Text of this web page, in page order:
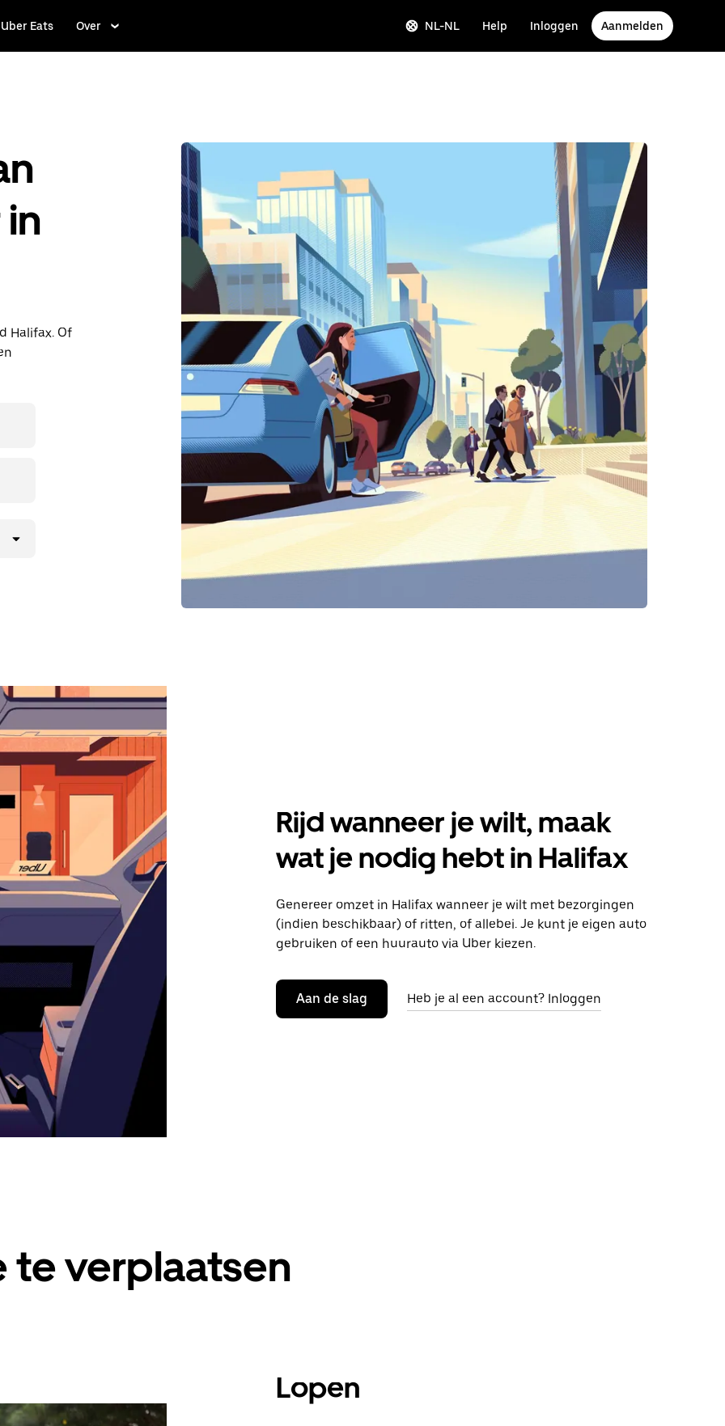
Uber Eats Over NL-NL Help Inloggen Aanmelden
Halifax. Of
Rijd wanneer je wilt, maak
wat je nodig hebt in Halifax
Genereer omzet in Halifax wanneer je wilt met bezorgingen
(indien beschikbaar) of ritten, of allebei. Je kunt je eigen auto
gebruiken of een huurauto via Uber kiezen.
Aan de slag Heb je al een account? Inloggen
te verplaatsen
Lopen